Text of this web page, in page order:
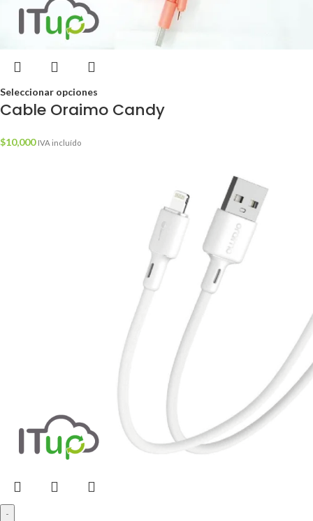
Seleccionar opciones
Cable Oraimo Candy
$10,000 IVA incluído
-